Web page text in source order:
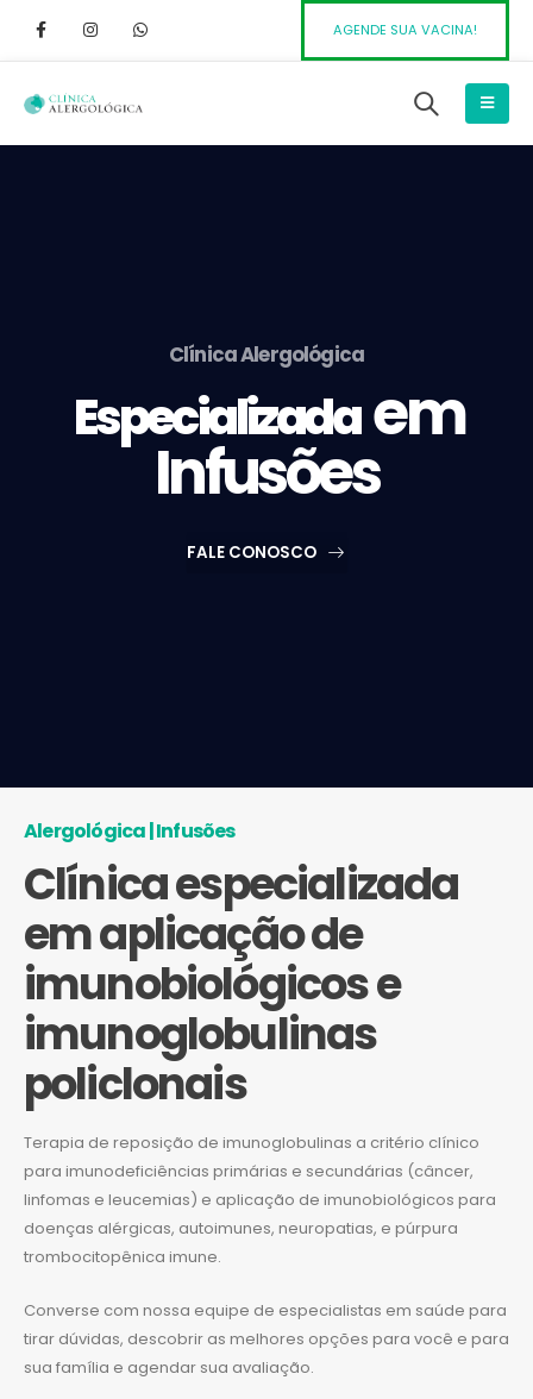
AGENDE SUA VACINA!
Clínica Alergológica
Especializada em
Infusões
FALE CONOSCO
Alergológica | Infusões
Clínica especializada
em aplicação de
imunobiológicos e
imunoglobulinas
policlonais
Terapia de reposição de imunoglobulinas a critério clínico
para imunodeficiências primárias e secundárias (câncer,
linfomas e leucemias) e aplicação de imunobiológicos para
doenças alérgicas, autoimunes, neuropatias, e púrpura
trombocitopênica imune.
Converse com nossa equipe de especialistas em saúde para
tirar dúvidas, descobrir as melhores opções para você e para
sua família e agendar sua avaliação.